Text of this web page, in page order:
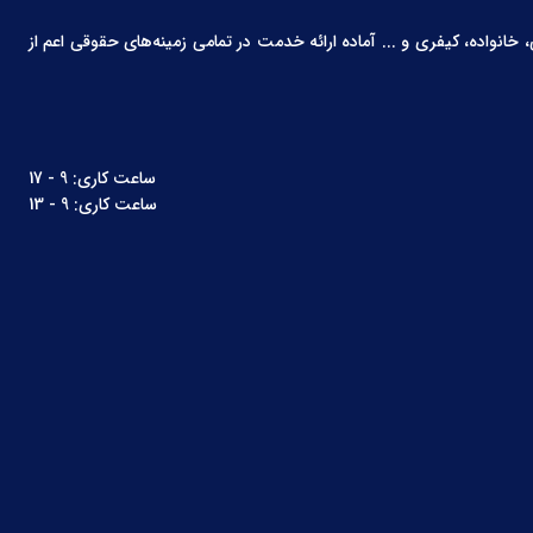
کیفری و ... آماده ارائه خدمت در تمامی زمینه‌های حقوقی اعم از
ساعت کاری: 9 - 17
ساعت کاری: 9 - 13